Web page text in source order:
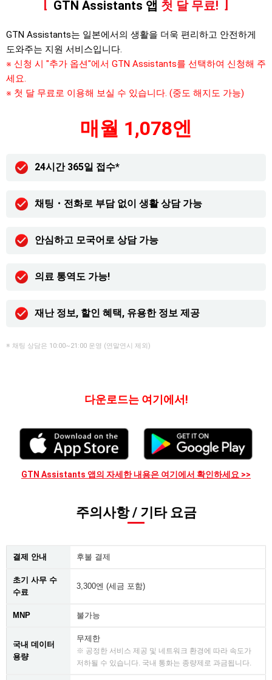
GTN Assistants 앱 첫 달 무료!
GTN Assistants는 일본에서의 생활을 더욱 편리하고 안전하게
도와주는 지원 서비스입니다.
※ 신청 시 "추가 옵션"에서 GTN Assistants를 선택하여 신청해 주
세요.
※ 첫 달 무료로 이용해 보실 수 있습니다. (중도 해지도 가능)
매월 1,078엔
24시간 365일 접수*
채팅・전화로 부담 없이 생활 상담 가능
안심하고 모국어로 상담 가능
의료 통역도 가능!
재난 정보, 할인 혜택, 유용한 정보 제공
※ 채팅 상담은 10:00~21:00 운영 (연말연시 제외)
다운로드는 여기에서!
GTN Assistants 앱의 자세한 내용은 여기에서 확인하세요 >>
주의사항 / 기타 요금
결제 안내 후불 결제
초기 사무 수
수료
3,300엔 (세금 포함)
MNP 불가능
국내 데이터
용량
무제한
※ 공정한 서비스 제공 및 네트워크 환경에 따라 속도가
저하될 수 있습니다. 국내 통화는 종량제로 과금됩니다.